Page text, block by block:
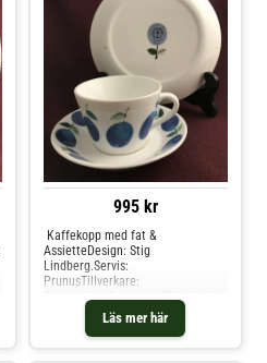
995 kr
Läs mer här
Kaffekopp med fat &
AssietteDesign: Stig
Lindberg.Servis:
PrunusTillverkare:
mellan 1962-1974Storlek:Höjd 55
mm,diameter 80 mm,fat 125 mm
diameterMärkningar: En